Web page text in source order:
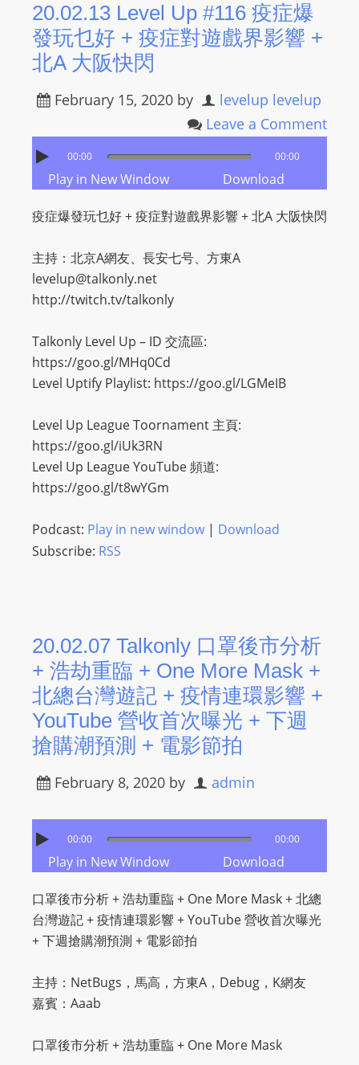
20.02.13 Level Up #116 疫症爆
發玩乜好 + 疫症對遊戲界影響 +
北A 大阪快閃
February 15, 2020 by
levelup levelup
Leave a Comment
00:00 00:00
Play in New Window Download
疫症爆發玩乜好 + 疫症對遊戲界影響 + 北A 大阪快閃
主持：北京A網友、長安七号、方東A
levelup@talkonly.net
http://twitch.tv/talkonly
Talkonly Level Up – ID 交流區:
https://goo.gl/MHq0Cd
Level Uptify Playlist: https://goo.gl/LGMeIB
Level Up League Toornament 主頁:
https://goo.gl/iUk3RN
Level Up League YouTube 頻道:
https://goo.gl/t8wYGm
Podcast: Play in new window| Download
Subscribe: RSS
20.02.07 Talkonly 口罩後市分析
+ 浩劫重臨 + One More Mask +
北總台灣遊記 + 疫情連環影響 +
YouTube 營收首次曝光 + 下週
搶購潮預測 + 電影節拍
February 8, 2020 by admin
00:00 00:00
Play in New Window Download
口罩後市分析 + 浩劫重臨 + One More Mask + 北總
台灣遊記 + 疫情連環影響 + YouTube 營收首次曝光
+ 下週搶購潮預測 + 電影節拍
主持：NetBugs，馬高，方東A，Debug，K網友
嘉賓：Aaab
口罩後市分析 + 浩劫重臨 + One More Mask